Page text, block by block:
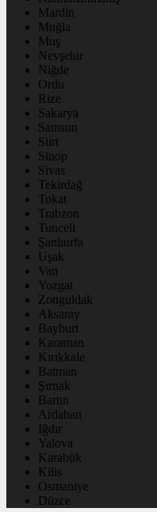
Mardin
Muğla
Muş
Nevşehir
Niğde
Ordu
Rize
Sakarya
Samsun
Siirt
Sinop
Sivas
Tekirdağ
Tokat
Trabzon
Tunceli
Şanlıurfa
Uşak
Van
Yozgat
Zonguldak
Aksaray
Bayburt
Karaman
Kırıkkale
Batman
Şırnak
Bartın
Ardahan
Iğdır
Yalova
Karabük
Kilis
Osmaniye
Düzce